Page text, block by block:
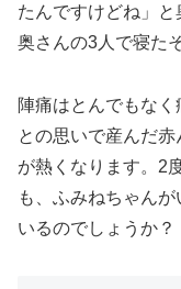
たんですけどね」
奥さんの3人で寝た
陣痛はとんでもな
との思いで産んだ
が熱くなります。2
も、ふみねちゃん
いるのでしょうか？